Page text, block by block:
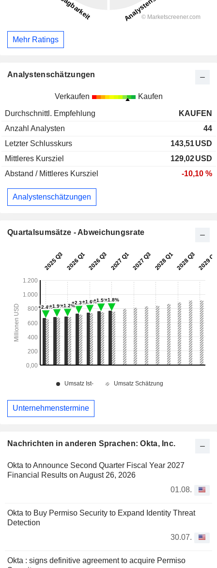
Nachrichten in anderen Sprachen: Okta, Inc.
Okta to Announce Second Quarter Fiscal Year 2027
Financial Results on August 26, 2026
01.08.
Okta to Buy Permiso Security to Expand Identity Threat
Detection
30.07.
Okta : signs definitive agreement to acquire Permiso
Mehr Ratings
Analystenschätzungen
Verkaufen Kaufen
Durchschnittl. Empfehlung
KAUFEN
Anzahl Analysten
44
Letzter Schlusskurs
143,51USD
Mittleres Kursziel
129,02USD
Abstand / Mittleres Kursziel
-10,10 %
Analystenschätzungen
Quartalsumsätze - Abweichungsrate
Unternehmenstermine